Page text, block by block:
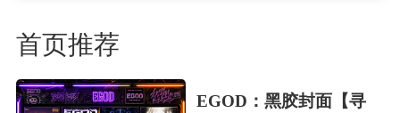
首页推荐
EGOD：黑胶封面【寻